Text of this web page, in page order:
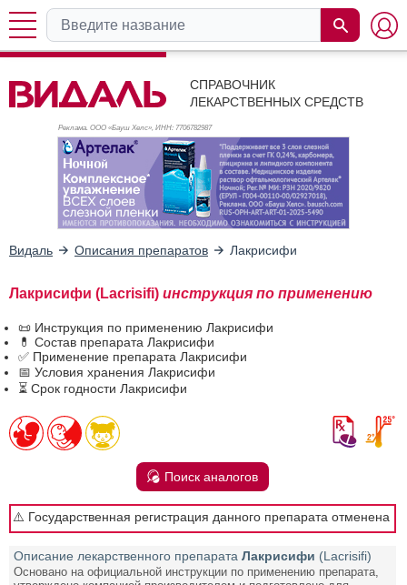
СПРАВОЧНИК
ЛЕКАРСТВЕННЫХ СРЕДСТВ
Реклама. ООО «Бауш Хелс», ИНН: 7706782987
Видаль Описания препаратов Лакрисифи
Лакрисифи (Lacrisifi) инструкция по применению
📜 Инструкция по применению Лакрисифи
💊 Состав препарата Лакрисифи
✅ Применение препарата Лакрисифи
📅 Условия хранения Лакрисифи
⏳ Срок годности Лакрисифи
Поиск аналогов
⚠️ Государственная регистрация данного препарата отменена
Описание лекарственного препарата Лакрисифи (Lacrisifi)
Основано на официальной инструкции по применению препарата,